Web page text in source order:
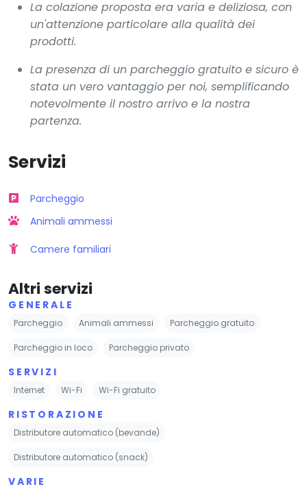
La colazione proposta era varia e deliziosa, con
un'attenzione particolare alla qualità dei
prodotti.
La presenza di un parcheggio gratuito e sicuro è
stata un vero vantaggio per noi, semplificando
notevolmente il nostro arrivo e la nostra
partenza.
Servizi
Parcheggio
Animali ammessi
Camere familiari
Altri servizi
GENERALE
Parcheggio Animali ammessi Parcheggio gratuito
Parcheggio in loco Parcheggio privato
SERVIZI
Internet Wi-Fi Wi-Fi gratuito
RISTORAZIONE
Distributore automatico (bevande)
Distributore automatico (snack)
VARIE